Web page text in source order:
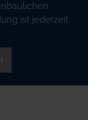
ist jederzeit